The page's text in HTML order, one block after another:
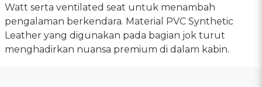
Watt serta ventilated seat untuk menambah
pengalaman berkendara. Material PVC Synthetic
Leather yang digunakan pada bagian jok turut
menghadirkan nuansa premium di dalam kabin.